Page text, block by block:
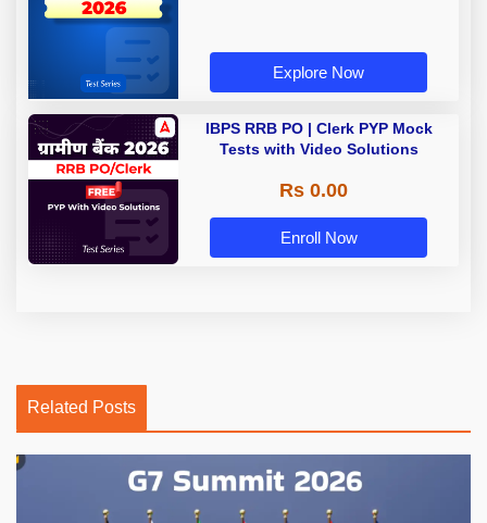
Explore Now
IBPS RRB PO | Clerk PYP Mock
Tests with Video Solutions
Rs 0.00
Enroll Now
Related Posts